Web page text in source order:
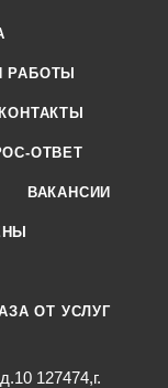
РАБОТЫ
КОНТАКТЫ
ОТВЕТ
ВАКАНСИИ
ОТ УСЛУГ
127474,г.